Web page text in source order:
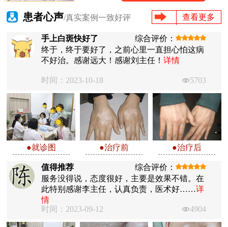
患者心声/真实案例一致好评 查看更多
手上白斑快好了
综合评价：
终于，终于要好了，之前心里一直担心怕这病
不好治。感谢远大！感谢刘主任！详情
时间：2023-10-18 5703
●就诊图 ●治疗前 ●治疗后
值得推荐
综合评价：
服务没得说，态度很好，主要是效果不错。在
此特别感谢李主任，认真负责，医术好……详
情
时间：2023-09-12
4904